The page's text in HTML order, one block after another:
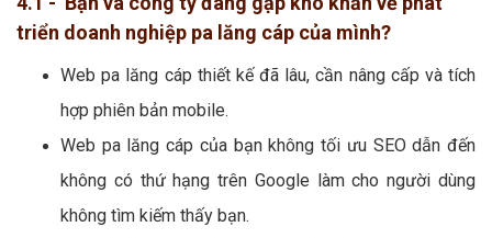
triển doanh nghiệp pa lăng cáp của mình?
Web pa lăng cáp thiết kế đã lâu, cần nâng cấp và tích
hợp phiên bản mobile.
Web pa lăng cáp của bạn không tối ưu SEO dẫn đến
không có thứ hạng trên Google làm cho người dùng
không tìm kiếm thấy bạn.